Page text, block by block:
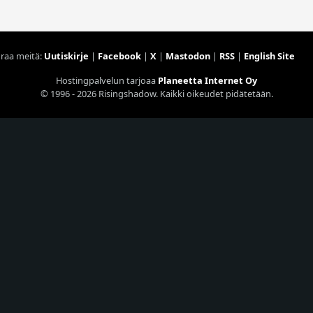
meitä: Uutiskirje | Facebook| X| Mastodon| RSS| English Site
Hostingpalvelun tarjoaa Planeetta Internet Oy
© 1996 - 2026 Risingshadow. Kaikki oikeudet pidätetään.